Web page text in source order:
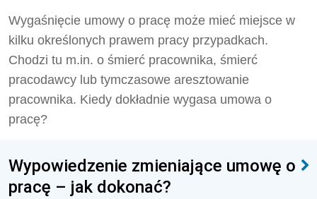
Wygaśnięcie umowy o pracę może mieć miejsce w
kilku określonych prawem pracy przypadkach.
Chodzi tu m.in. o śmierć pracownika, śmierć
pracodawcy lub tymczasowe aresztowanie
pracownika. Kiedy dokładnie wygasa umowa o
pracę?
Wypowiedzenie zmieniające umowę o
pracę – jak dokonać?